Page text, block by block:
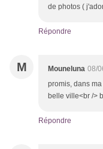
de photos (
Répondre
M Mouneluna 08/
promis, dans
belle ville<br />
Répondre